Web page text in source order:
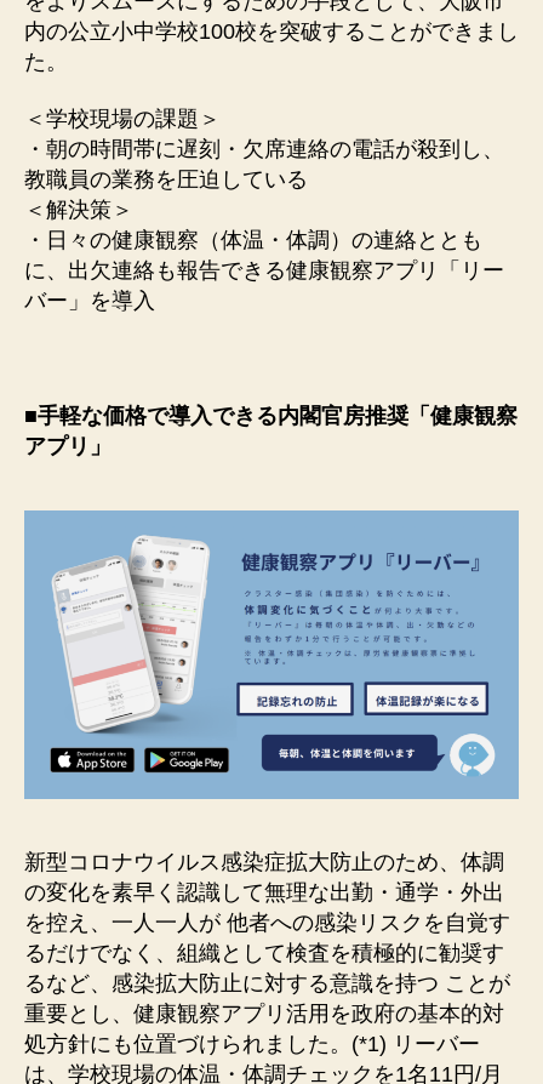
内の公立小中学校100校を突破することができまし
た。
＜学校現場の課題＞
・朝の時間帯に遅刻・欠席連絡の電話が殺到し、
教職員の業務を圧迫している
＜解決策＞
・日々の健康観察（体温・体調）の連絡ととも
に、出欠連絡も報告できる健康観察アプリ「リー
バー」を導入
■手軽な価格で導入できる内閣官房推奨「健康観察
アプリ」
新型コロナウイルス感染症拡大防止のため、体調
の変化を素早く認識して無理な出勤・通学・外出
を控え、一人一人が 他者への感染リスクを自覚す
るだけでなく、組織として検査を積極的に勧奨す
るなど、感染拡大防止に対する意識を持つ ことが
重要とし、健康観察アプリ活用を政府の基本的対
処方針にも位置づけられました。(*1) リーバー
は、学校現場の体温・体調チェックを1名11円/月